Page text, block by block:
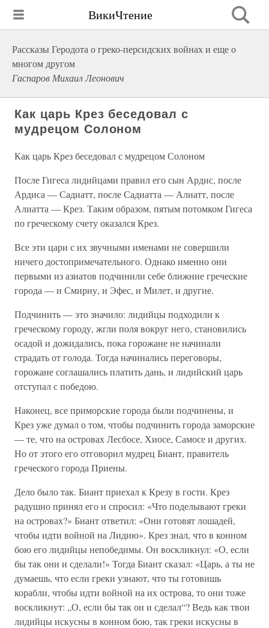
ВикиЧтение
Рассказы Геродота о греко-персидских войнах и еще о
многом другом
Гаспаров Михаил Леонович
Как царь Крез беседовал с
мудрецом Солоном
Как царь Крез беседовал с мудрецом Солоном
После Гигеса лидийцами правил его сын Ардис, после
Ардиса — Садиатт, после Садиатта — Алиатт, после
Алиатта — Крез. Таким образом, пятым потомком Гигеса
по греческому счету оказался Крез.
Все эти цари с их звучными именами не совершили
ничего достопримечательного. Однако именно они
первыми из азиатов подчинили себе ближние греческие
города — и Смирну, и Эфес, и Милет, и другие.
Подчинить — это значило: лидийцы подходили к
греческому городу, жгли поля вокруг него, становились
осадой и дожидались, пока горожане не начинали
страдать от голода. Тогда начинались переговоры,
горожане соглашались платить дань, и лидийский царь
отступал с победою.
Наконец, все приморские города были подчинены, и
Крез уже думал о том, чтобы подчинить города заморские
— те, что на островах Лесбосе, Хиосе, Самосе и других.
Но от этого его отговорил мудрец Биант, правитель
греческого города Приены.
Дело было так. Биант приехал к Крезу в гости. Крез
радушно принял его и спросил: «Что поделывают греки
на островах?» Биант ответил: «Они готовят лошадей,
чтобы идти войной на Лидию». Крез знал, что в конном
бою его лидийцы непобедимы. Он воскликнул: «О, если
бы так они и сделали!» Тогда Биант сказал: «Царь, а ты не
думаешь, что если греки узнают, что ты готовишь
корабли, чтобы идти войной на их острова, то они тоже
воскликнут: „О, если бы так он и сделал“? Ведь как твои
лидийцы искусны в конном бою, так греки искусны в